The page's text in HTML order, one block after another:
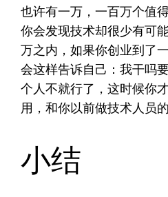
也许有一万，一百万个值
你会发现技术却很少有可
万之内，如果你创业到了
会这样告诉自己：我干吗
个人不就行了，这时候你
用，和你以前做技术人员的
小结